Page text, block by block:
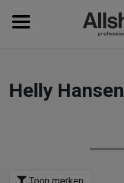
Helly Hansen